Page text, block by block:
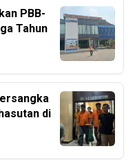
PBB-
Tahun
di